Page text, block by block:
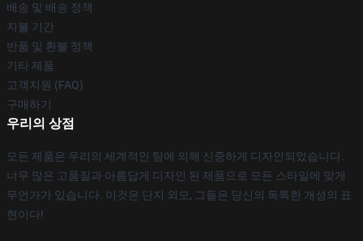
배송 및 배송 정책
지불 기간
반품 및 환불 정책
기타 제품
고객지원 (FAQ)
구매하기
우리의 상점
모든 제품은 우리의 세계적인 팀에 의해 신중하게 디자인되었습니다.
너무 많은 고품질과 아름답게 디자인 된 제품으로 모든 스타일에 맞게
무언가가 있습니다. 이것은 단지 외모, 그들은 당신의 독특한 개성의 표
현이다!